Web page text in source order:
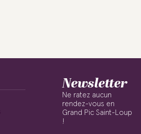
Newsletter
Ne ratez aucun
rendez-vous en
Grand Pic Saint-Loup
!